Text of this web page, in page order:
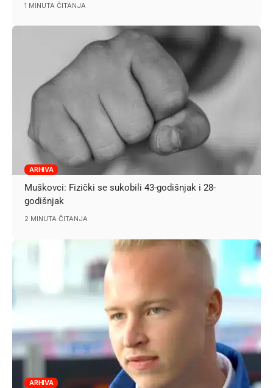
1 MINUTA ČITANJA
ARHIVA
Muškovci: Fizički se sukobili 43-godišnjak i 28-
godišnjak
2 MINUTA ČITANJA
ARHIVA